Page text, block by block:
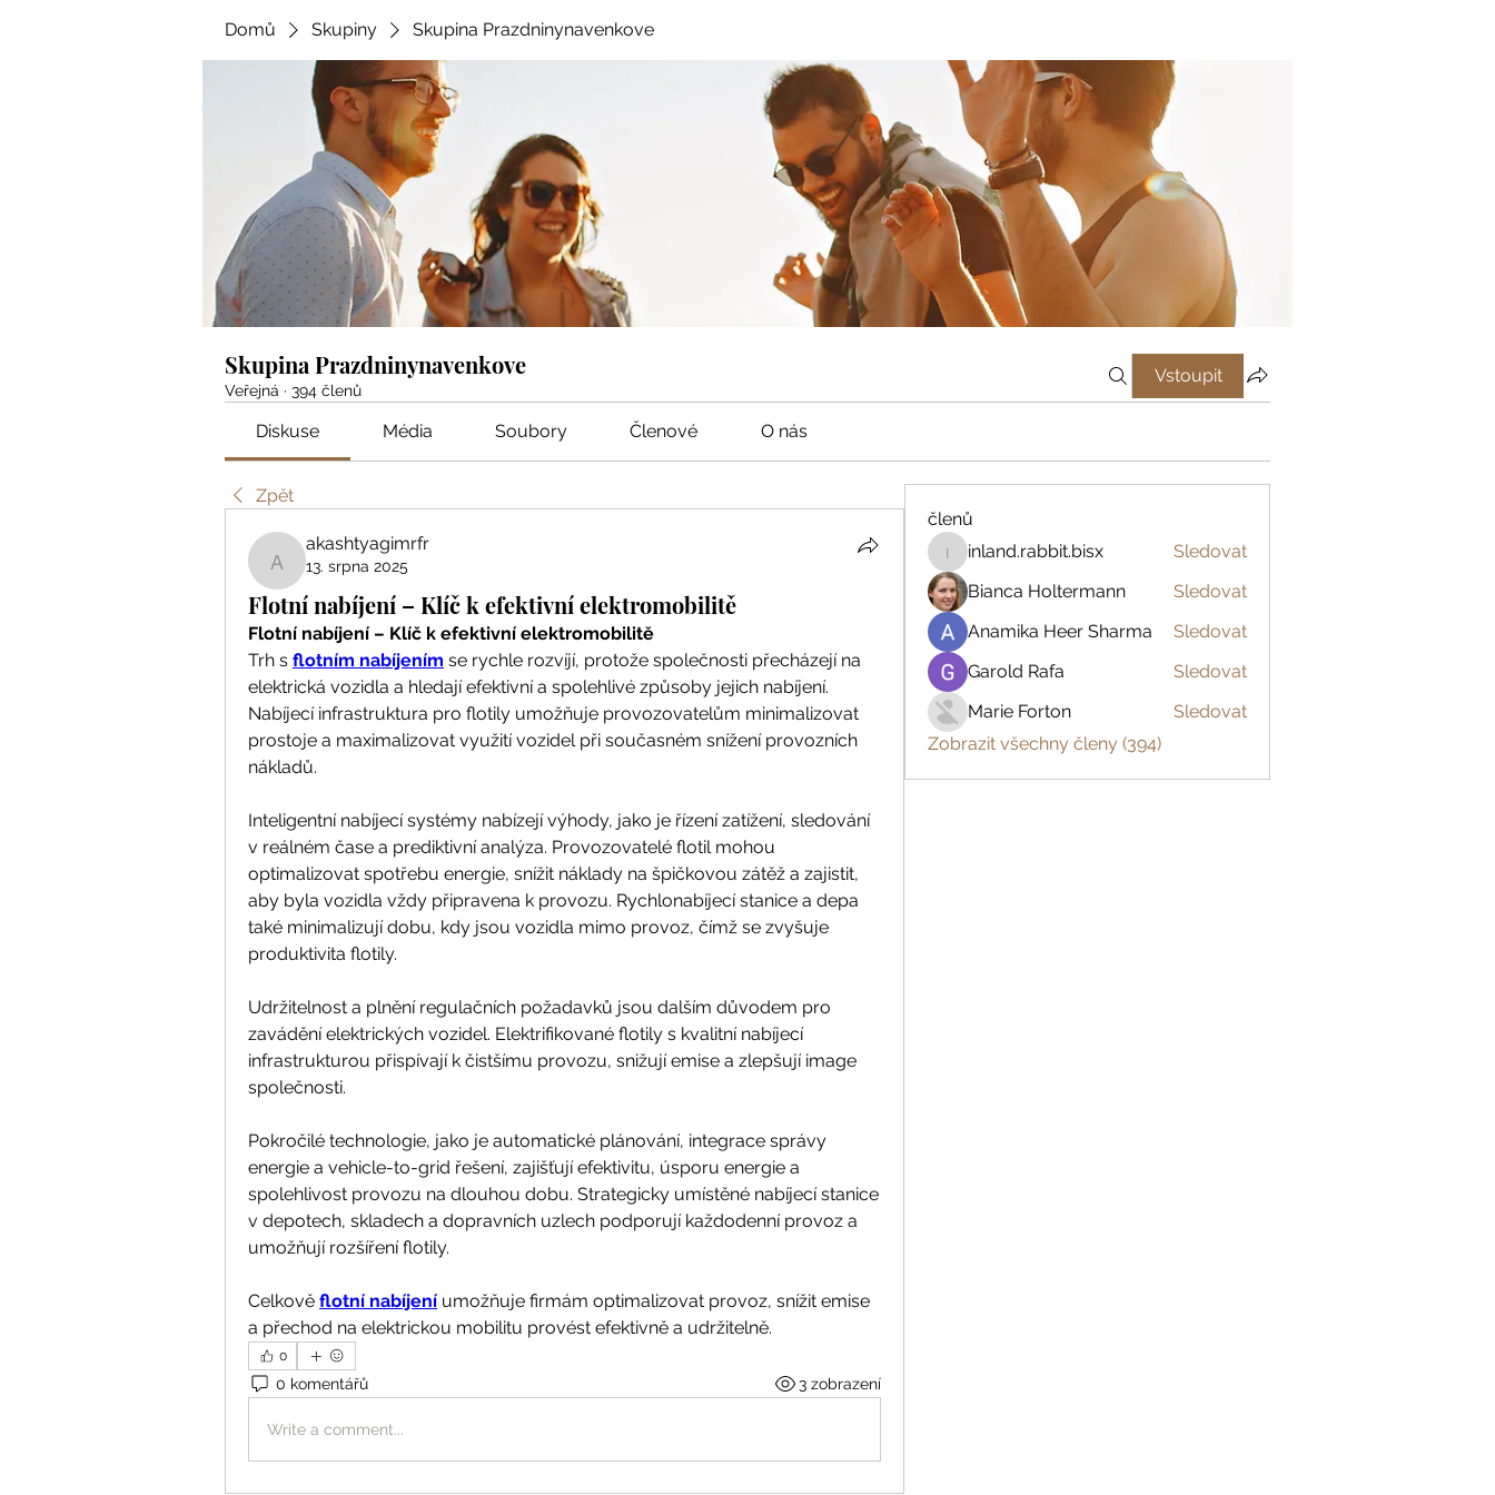
Domů Skupiny Skupina Prazdninynavenkove
Skupina Prazdninynavenkove
Veřejná · 394 členů
Vstoupit
Diskuse Média Soubory Členové O nás
Zpět
akashtyagimrfr
akashtyagimrfr
13. srpna 2025
Flotní nabíjení – Klíč k efektivní elektromobilitě
Flotní nabíjení – Klíč k efektivní elektromobilitě
Trh s flotním nabíjením se rychle rozvíjí, protože společnosti přecházejí na
elektrická vozidla a hledají efektivní a spolehlivé způsoby jejich nabíjení.
Nabíjecí infrastruktura pro flotily umožňuje provozovatelům minimalizovat
prostoje a maximalizovat využití vozidel při současném snížení provozních
nákladů.
Inteligentní nabíjecí systémy nabízejí výhody, jako je řízení zatížení, sledování
v reálném čase a prediktivní analýza. Provozovatelé flotil mohou
optimalizovat spotřebu energie, snížit náklady na špičkovou zátěž a zajistit,
aby byla vozidla vždy připravena k provozu. Rychlonabíjecí stanice a depa
také minimalizují dobu, kdy jsou vozidla mimo provoz, čímž se zvyšuje
produktivita flotily.
Udržitelnost a plnění regulačních požadavků jsou dalším důvodem pro
zavádění elektrických vozidel. Elektrifikované flotily s kvalitní nabíjecí
infrastrukturou přispívají k čistšímu provozu, snižují emise a zlepšují image
společnosti.
Pokročilé technologie, jako je automatické plánování, integrace správy
energie a vehicle-to-grid řešení, zajišťují efektivitu, úsporu energie a
spolehlivost provozu na dlouhou dobu. Strategicky umístěné nabíjecí stanice
v depotech, skladech a dopravních uzlech podporují každodenní provoz a
umožňují rozšíření flotily.
Celkově flotní nabíjení umožňuje firmám optimalizovat provoz, snížit emise
a přechod na elektrickou mobilitu provést efektivně a udržitelně.
0
0 komentářů 3 zobrazení
Write a comment...
členů
inland.rabbit.bisx
inland.rabbit.bisx
Sledovat
Bianca Holtermann
Sledovat
Anamika Heer Sharma
Sledovat
Garold Rafa
Sledovat
Marie Forton
Sledovat
Zobrazit všechny členy (394)